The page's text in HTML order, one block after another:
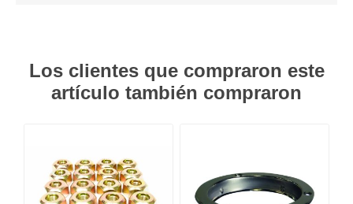
Los clientes que compraron este
artículo también compraron